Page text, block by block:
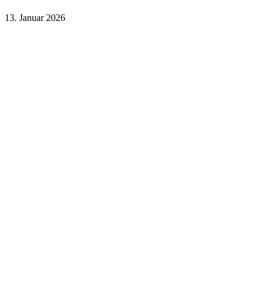
13. Januar 2026